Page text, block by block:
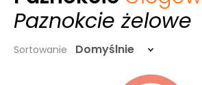
Paznokcie żelowe
Sortowanie Domyślnie